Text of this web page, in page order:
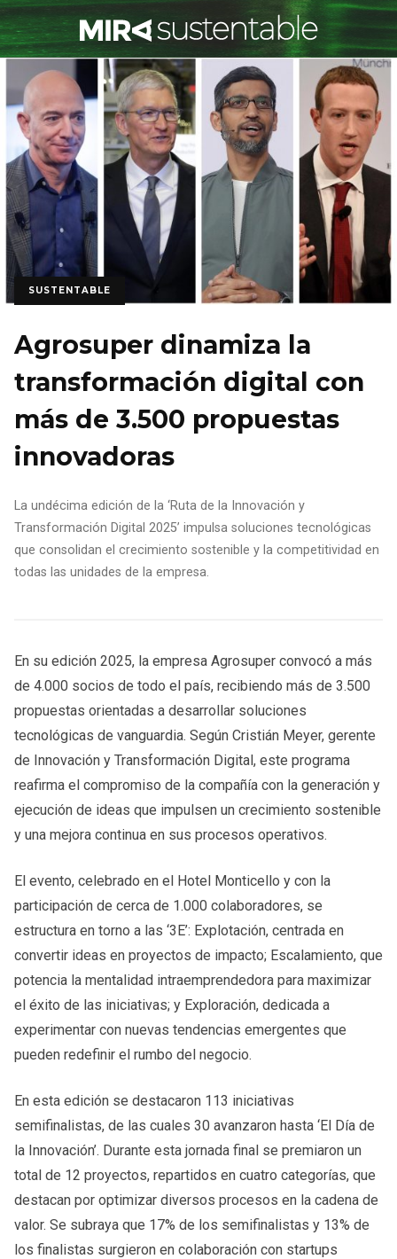
SUSTENTABLE
Agrosuper dinamiza la
transformación digital con
más de 3.500 propuestas
innovadoras
La undécima edición de la ‘Ruta de la Innovación y
Transformación Digital 2025’ impulsa soluciones tecnológicas
que consolidan el crecimiento sostenible y la competitividad en
todas las unidades de la empresa.
En su edición 2025, la empresa Agrosuper convocó a más
de 4.000 socios de todo el país, recibiendo más de 3.500
propuestas orientadas a desarrollar soluciones
tecnológicas de vanguardia. Según Cristián Meyer, gerente
de Innovación y Transformación Digital, este programa
reafirma el compromiso de la compañía con la generación y
ejecución de ideas que impulsen un crecimiento sostenible
y una mejora continua en sus procesos operativos.
El evento, celebrado en el Hotel Monticello y con la
participación de cerca de 1.000 colaboradores, se
estructura en torno a las ‘3E’: Explotación, centrada en
convertir ideas en proyectos de impacto; Escalamiento, que
potencia la mentalidad intraemprendedora para maximizar
el éxito de las iniciativas; y Exploración, dedicada a
experimentar con nuevas tendencias emergentes que
pueden redefinir el rumbo del negocio.
En esta edición se destacaron 113 iniciativas
semifinalistas, de las cuales 30 avanzaron hasta ‘El Día de
la Innovación’. Durante esta jornada final se premiaron un
total de 12 proyectos, repartidos en cuatro categorías, que
destacan por optimizar diversos procesos en la cadena de
valor. Se subraya que 17% de los semifinalistas y 13% de
los finalistas surgieron en colaboración con startups